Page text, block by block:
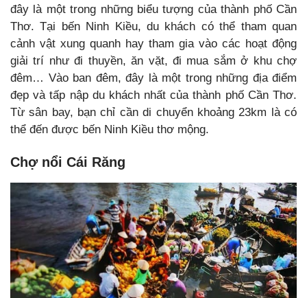
đây là một trong những biểu tượng của thành phố Cần
Thơ. Tại bến Ninh Kiều, du khách có thể tham quan
cảnh vật xung quanh hay tham gia vào các hoạt động
giải trí như đi thuyền, ăn vặt, đi mua sắm ở khu chợ
đêm… Vào ban đêm, đây là một trong những địa điểm
đẹp và tấp nập du khách nhất của thành phố Cần Thơ.
Từ sân bay, bạn chỉ cần di chuyển khoảng 23km là có
thể đến được bến Ninh Kiều thơ mộng.
Chợ nổi Cái Răng